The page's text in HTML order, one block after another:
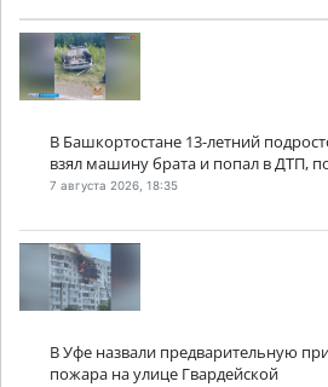
В Башкортостане 13-летний
взял машину брата и попал в ДТП,
7 августа 2026, 18:35
В Уфе назвали предварительную
пожара на улице Гвардейской